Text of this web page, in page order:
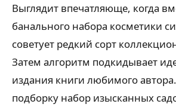
Выглядит впечатляюще, когда
банального набора косметики
советует редкий сорт
Затем алгоритм подкидывает
издания книги любимого
подборку набор изысканных